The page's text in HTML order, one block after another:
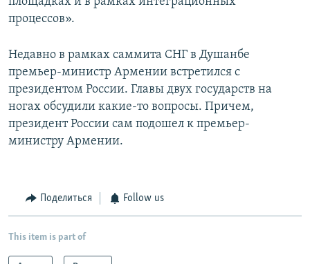
процессов».
Недавно в рамках саммита СНГ в Душанбе
премьер-министр Армении встретился с
президентом России. Главы двух государств на
ногах обсудили какие-то вопросы. Причем,
президент России сам подошел к премьер-
министру Армении.
Поделиться Follow us
This item is part of